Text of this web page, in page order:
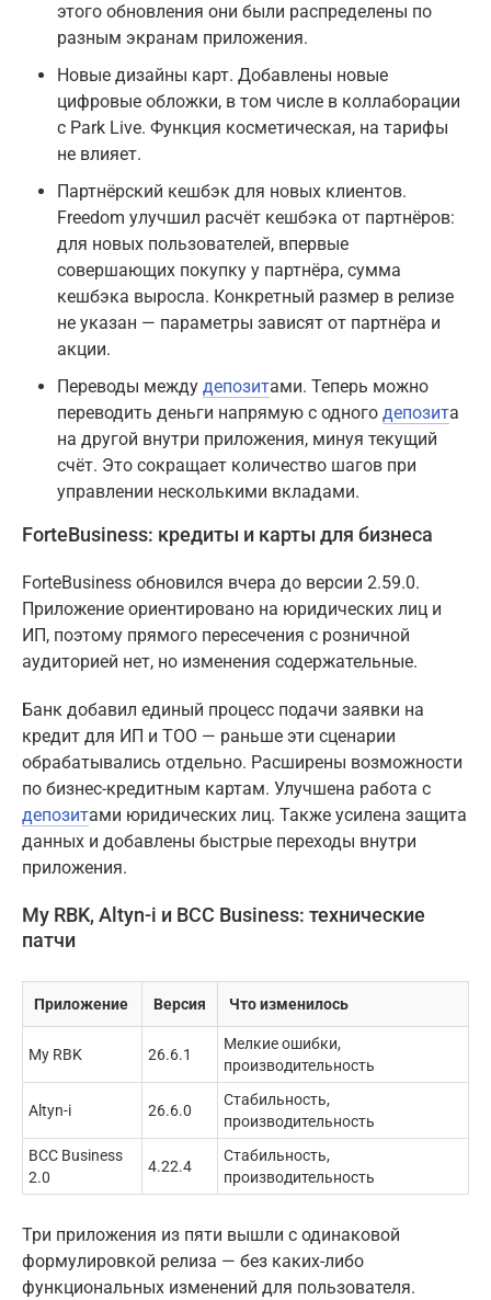
этого обновления они были распределены по
разным экранам приложения.
Новые дизайны карт. Добавлены новые
цифровые обложки, в том числе в коллаборации
с Park Live. Функция косметическая, на тарифы
не влияет.
Партнёрский кешбэк для новых клиентов.
Freedom улучшил расчёт кешбэка от партнёров:
для новых пользователей, впервые
совершающих покупку у партнёра, сумма
кешбэка выросла. Конкретный размер в релизе
не указан — параметры зависят от партнёра и
акции.
Переводы между депозитами. Теперь можно
переводить деньги напрямую с одного депозита
на другой внутри приложения, минуя текущий
счёт. Это сокращает количество шагов при
управлении несколькими вкладами.
ForteBusiness: кредиты и карты для бизнеса
ForteBusiness обновился вчера до версии 2.59.0.
Приложение ориентировано на юридических лиц и
ИП, поэтому прямого пересечения с розничной
аудиторией нет, но изменения содержательные.
Банк добавил единый процесс подачи заявки на
кредит для ИП и ТОО — раньше эти сценарии
обрабатывались отдельно. Расширены возможности
по бизнес-кредитным картам. Улучшена работа с
депозитами юридических лиц. Также усилена защита
данных и добавлены быстрые переходы внутри
приложения.
My RBK, Altyn-i и BCC Business: технические
патчи
Приложение Версия Что изменилось
My RBK 26.6.1
Мелкие ошибки,
производительность
Altyn-i 26.6.0
Стабильность,
производительность
BCC Business
2.0
4.22.4
Стабильность,
производительность
Три приложения из пяти вышли с одинаковой
формулировкой релиза — без каких-либо
функциональных изменений для пользователя.